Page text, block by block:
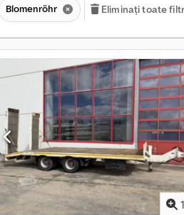
Blomenröhr Eliminați toate
1